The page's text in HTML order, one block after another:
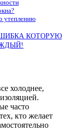
утеплению
КОТОРУЮ
холоднее,
часто
кто желает